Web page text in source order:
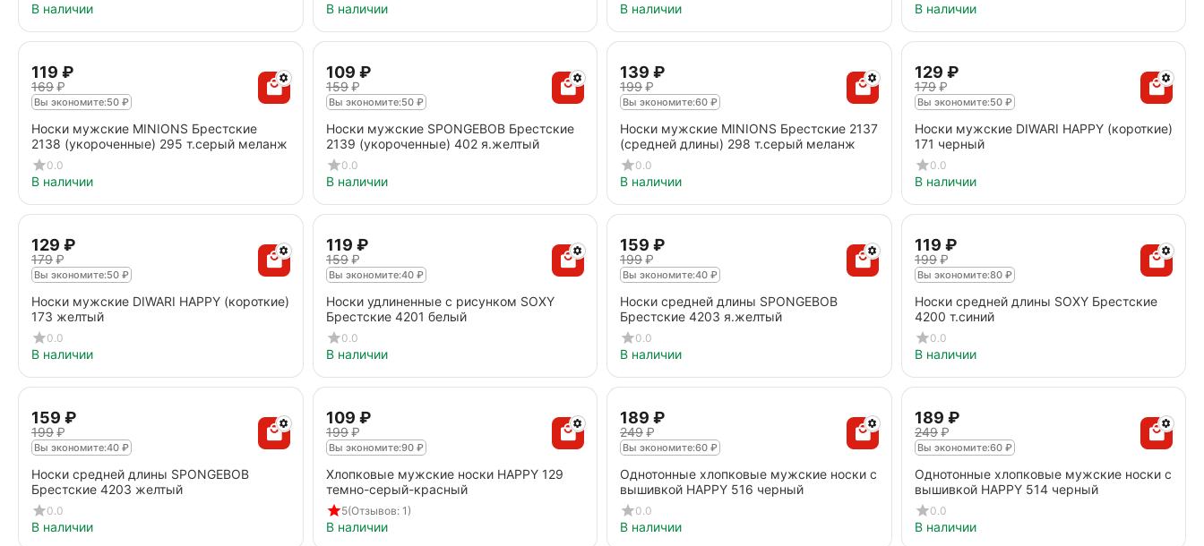
В наличии В наличии В наличии В наличии
‍119‍ ₽
‍169‍₽
Вы экономите:50 ₽
Носки мужские MINIONS Брестские
2138 (укороченные) 295 т.серый меланж
0.0
В наличии
‍109‍ ₽
‍159‍ ₽
Вы экономите:50₽
Носки мужские SPONGEBOB Брестские
2139 (укороченные) 402 я.желтый
0.0
В наличии
‍139‍ ₽
‍199‍₽
Вы экономите:60 ₽
Носки мужские MINIONS Брестские 2137
(средней длины) 298 т.серый меланж
0.0
В наличии
‍129‍ ₽
‍179‍ ₽
Вы экономите:50₽
Носки мужские DIWARI HAPPY (короткие)
171 черный
0.0
В наличии
‍129‍ ₽
‍179‍₽
Вы экономите:50 ₽
Носки мужские DIWARI HAPPY (короткие)
173 желтый
0.0
В наличии
‍119‍ ₽
‍159‍ ₽
Вы экономите:40₽
Носки удлиненные с рисунком SOXY
Брестские 4201 белый
0.0
В наличии
‍159‍ ₽
‍199‍₽
Вы экономите:40 ₽
Носки средней длины SPONGEBOB
Брестские 4203 я.желтый
0.0
В наличии
‍119‍ ₽
‍199‍ ₽
Вы экономите:80₽
Носки средней длины SOXY Брестские
4200 т.синий
0.0
В наличии
‍159‍ ₽
‍199‍₽
Вы экономите:40 ₽
Носки средней длины SPONGEBOB
Брестские 4203 желтый
0.0
В наличии
‍109‍ ₽
‍199‍ ₽
Вы экономите:90₽
Хлопковые мужские носки HAPPY 129
темно-серый-красный
5(Отзывов: 1)
В наличии
‍189‍ ₽
‍249‍₽
Вы экономите:60 ₽
Однотонные хлопковые мужские носки с
вышивкой HAPPY 516 черный
0.0
В наличии
‍189‍ ₽
‍249‍ ₽
Вы экономите:60₽
Однотонные хлопковые мужские носки с
вышивкой HAPPY 514 черный
0.0
В наличии